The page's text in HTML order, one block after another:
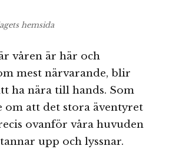
hemsida
våren är här och
mest närvarande, blir
ha nära till hands. Som
om att det stora äventyret
ovanför våra huvuden
upp och lyssnar.